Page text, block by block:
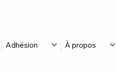
Adhésion À propos